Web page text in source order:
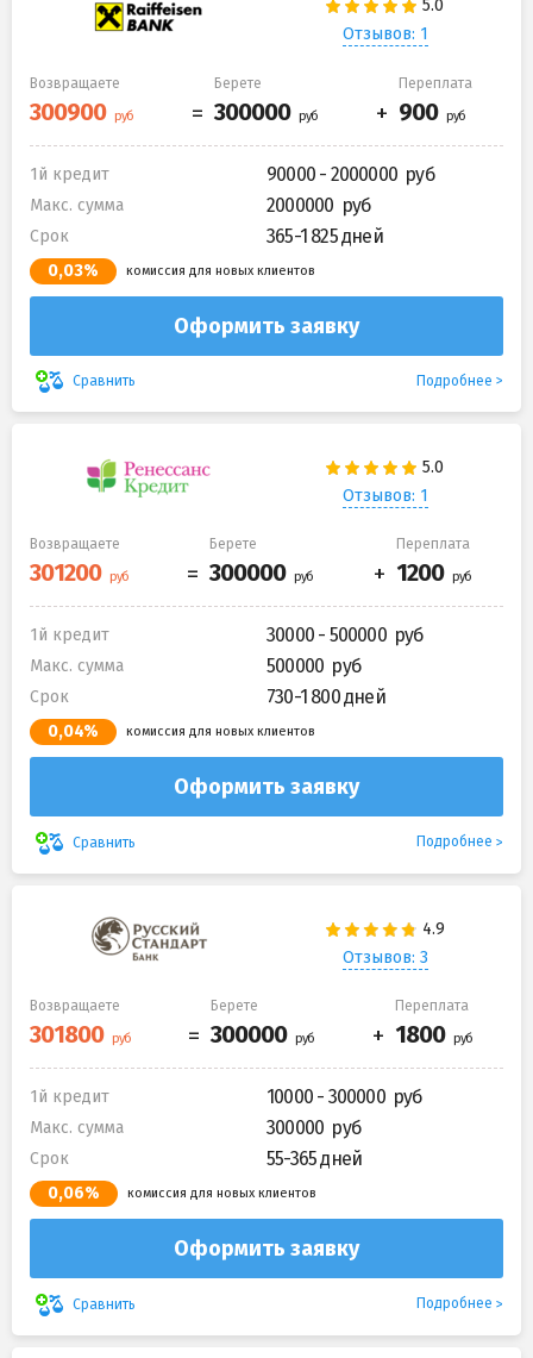
Отзывов: 1
Возвращаете Берете Переплата
1й кредит 90000 - 2000000
Макс. сумма 2000000
Срок 365-1 825 дней
0,03% комиссия для новых клиентов
Оформить заявку
Сравнить Подробнее
Отзывов: 1
Возвращаете Берете Переплата
1й кредит 30000 - 500000
Макс. сумма 500000
Срок 730-1 800 дней
0,04% комиссия для новых клиентов
Оформить заявку
Сравнить Подробнее
Отзывов: 3
Возвращаете Берете Переплата
1й кредит 10000 - 300000
Макс. сумма 300000
Срок 55-365 дней
0,06% комиссия для новых клиентов
Оформить заявку
Сравнить Подробнее